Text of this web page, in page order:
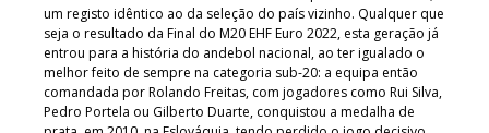
um registo idêntico ao da seleção do país vizinho. Qualquer que
seja o resultado da Final do M20 EHF Euro 2022, esta geração já
entrou para a história do andebol nacional, ao ter igualado o
melhor feito de sempre na categoria sub-20: a equipa então
comandada por Rolando Freitas, com jogadores como Rui Silva,
Pedro Portela ou Gilberto Duarte, conquistou a medalha de